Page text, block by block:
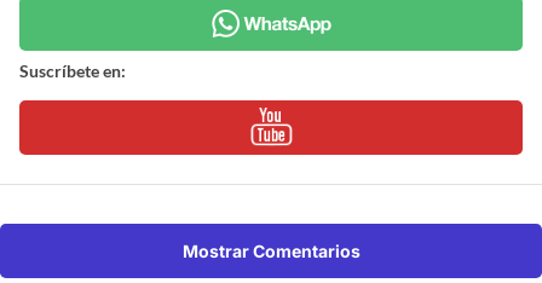
Suscríbete en:
Mostrar Comentarios